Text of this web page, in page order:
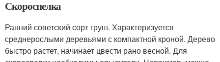
Скороспелка
Ранний советский сорт груш. Характеризуется
среднерослыми деревьями с компактной кроной. Дерево
быстро растет, начинает цвести рано весной. Для